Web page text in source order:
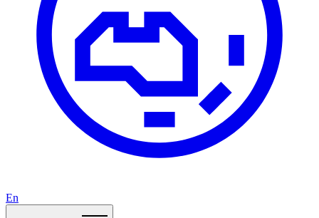
En